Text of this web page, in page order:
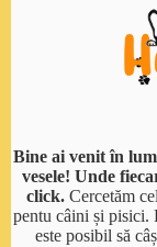
Bine ai venit în
vesele! Unde
click.Cercetăm
pentu câini și pisici.
este posibil să